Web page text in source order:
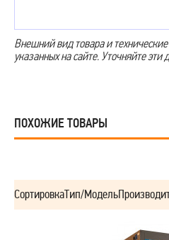
Внешний вид товара и
указанных на сайте. Уточняйте
ПОХОЖИЕ ТОВАРЫ
СортировкаТип/Модель